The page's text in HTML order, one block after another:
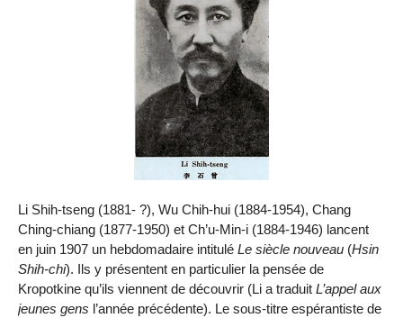
Li Shih-tseng (1881- ?), Wu Chih-hui (1884-1954), Chang
Ching-chiang (1877-1950) et Ch’u-Min-i (1884-1946) lancent
en juin 1907 un hebdomadaire intitulé Le siècle nouveau (Hsin
Shih-chi). Ils y présentent en particulier la pensée de
Kropotkine qu’ils viennent de découvrir (Li a traduit L’appel aux
jeunes gens l’année précédente). Le sous-titre espérantiste de